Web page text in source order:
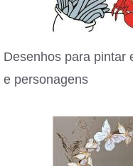
Desenhos para pintar
e personagens